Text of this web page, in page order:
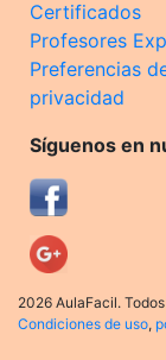
Certificados
Profesores
Preferencias
privacidad
Síguenos en
2026 AulaFacil.
Condiciones de uso,